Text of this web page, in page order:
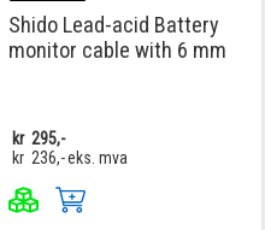
Shido Lead-acid Battery
monitor cable with 6 mm
kr 295,-
kr 236,-eks. mva